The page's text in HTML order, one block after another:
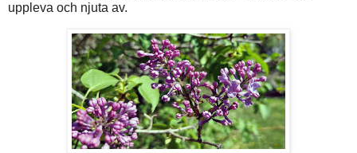
uppleva och njuta av.